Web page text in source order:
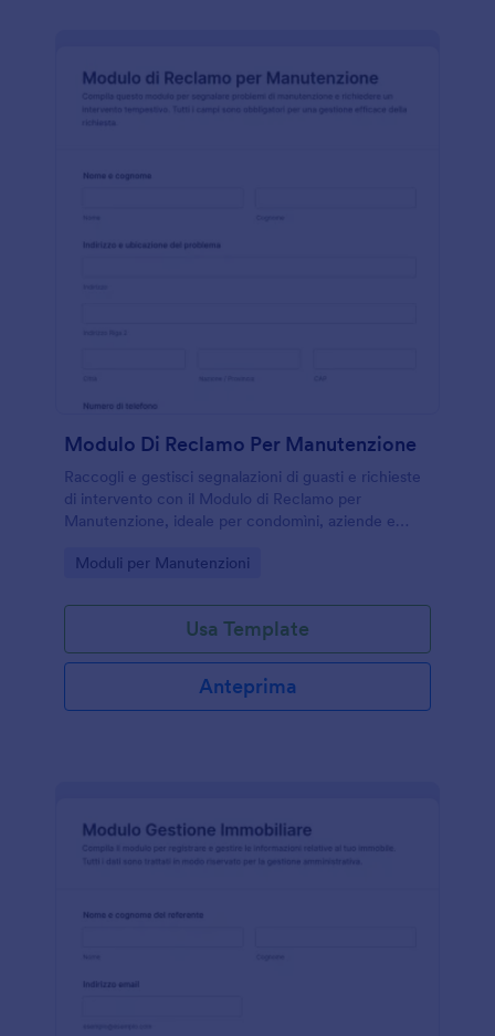
Modulo Di Reclamo Per Manutenzione
Raccogli e gestisci segnalazioni di guasti e richieste
di intervento con il Modulo di Reclamo per
Manutenzione, ideale per condomìni, aziende e
collection con Jotform.
Go to Category:
Moduli per Manutenzioni
Usa Template
Anteprima